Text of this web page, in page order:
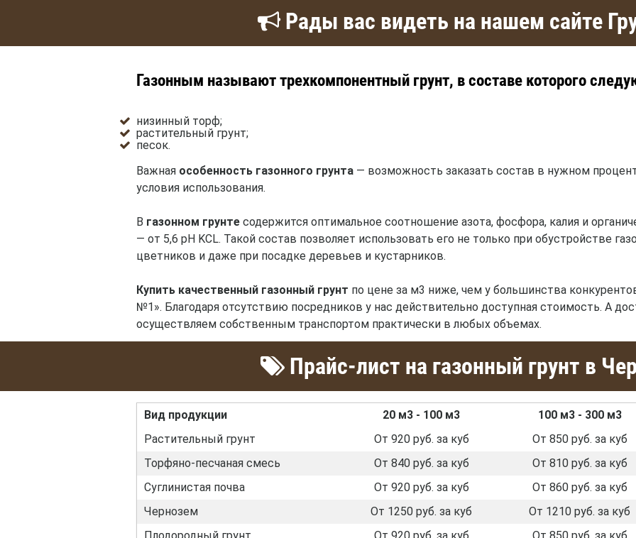
Рады вас видеть на нашем сайте
Газонным называют трехкомпонентный грунт, в составе которого
низинный торф;
растительный грунт;
песок.
Важная особенность газонного грунта — возможность заказать состав в нужном
условия использования.
В газонном грунте содержится оптимальное соотношение азота, фосфора, калия и
— от 5,6 pH KCL. Такой состав позволяет использовать его не только при обустройстве
цветников и даже при посадке деревьев и кустарников.
Купить качественный газонный грунт по цене за м3 ниже, чем у большинства
№1». Благодаря отсутствию посредников у нас действительно доступная стоимость. А
осуществляем собственным транспортом практически в любых объемах.
Прайс-лист на газонный грунт в
Вид продукции 20 м3 - 100 м3
100 м3 - 300 м3
Растительный грунт
От 920 руб. за куб
От 850 руб. за куб
Торфяно-песчаная смесь
От 840 руб. за куб
От 810 руб. за куб
Суглинистая почва
От 920 руб. за куб
От 860 руб. за куб
Чернозем
От 1250 руб. за куб
От 1210 руб. за куб